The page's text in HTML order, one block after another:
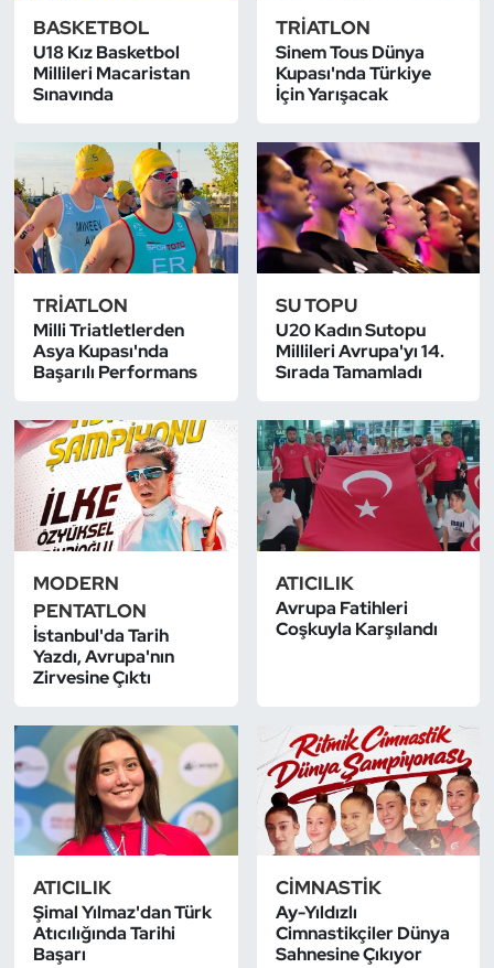
BASKETBOL
U18 Kız Basketbol
Millileri Macaristan
Sınavında
TRIATLON
Sinem Tous Dünya
Kupası'nda Türkiye
İçin Yarışacak
TRIATLON
Milli Triatletlerden
Asya Kupası'nda
Başarılı Performans
SU TOPU
U20 Kadın Sutopu
Millileri Avrupa'yı 14.
Sırada Tamamladı
MODERN
PENTATLON
İstanbul'da Tarih
Yazdı, A​​​​​​​vrupa'nın
Zirvesine Çıktı
ATICILIK
Avrupa Fatihleri
Coşkuyla Karşılandı
ATICILIK
Şimal Yılmaz'dan Türk
Atıcılığında Tarihi
Başarı
CIMNASTIK
Ay-Yıldızlı
Cimnastikçiler Dünya
Sahnesine Çıkıyor
Cimnastik
Curling
Dağcılık
Dans Sporları
Dövüş Sanatı
E-Spor
Eskrim
Futbol
Futsal
Genel
Golf
Güreş
Hava Sporları
Hentbol
İşitme Engelli Sporcular
Judo ve Kuraş